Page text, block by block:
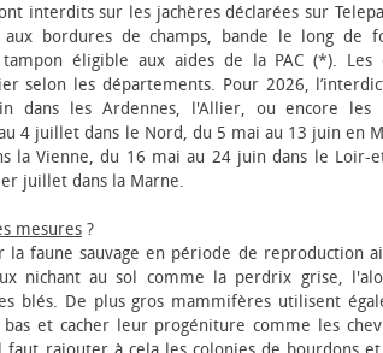
interdits sur les jachères déclarées sur
aux bordures de champs, bande le long de
éligible aux aides de la PAC (*). Les
selon les départements. Pour 2026,
dans les Ardennes, l'Allier, ou encore les
4 juillet dans le Nord, du 5 mai au 13 juin en
la Vienne, du 16 mai au 24 juin dans le Loir-
juillet dans la Marne.
mesures ?
la faune sauvage en période de reproduction
nichant au sol comme la perdrix grise,
blés. De plus gros mammifères utilisent
et cacher leur progéniture comme les